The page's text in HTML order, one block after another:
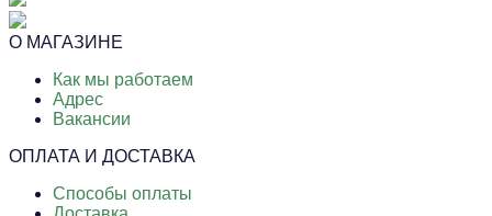
О МАГАЗИНЕ
Как мы работаем
Адрес
Вакансии
ОПЛАТА И ДОСТАВКА
Способы оплаты